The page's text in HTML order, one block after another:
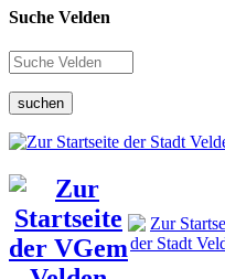
Suche Velden
suchen